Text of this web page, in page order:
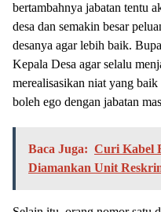
bertambahnya jabatan tentu
desa dan semakin besar
desanya agar lebih baik.
Kepala Desa agar selalu
merealisasikan niat yang
boleh ego dengan jabatan
Baca Juga: Curi Kabel
Diamankan Unit